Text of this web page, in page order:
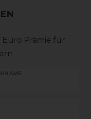
Prämie für